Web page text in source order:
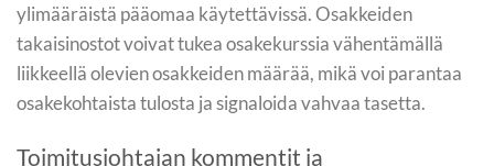
ylimääräistä pääomaa käytettävissä. Osakkeiden
takaisinostot voivat tukea osakekurssia vähentämällä
liikkeellä olevien osakkeiden määrää, mikä voi parantaa
osakekohtaista tulosta ja signaloida vahvaa tasetta.
Toimitusjohtajan kommentit ja